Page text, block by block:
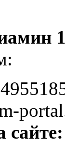
-portal
сайте: